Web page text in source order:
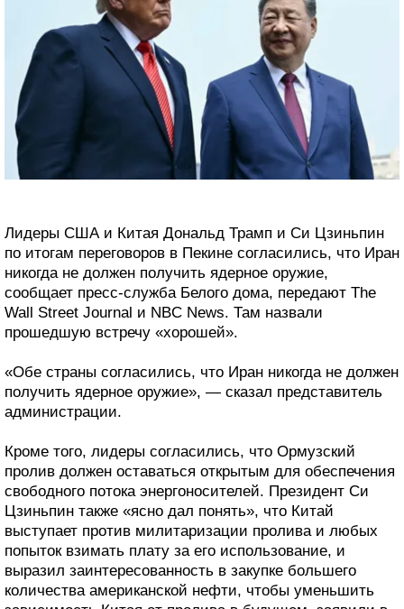
Лидеры США и Китая Дональд Трамп и Си Цзиньпин
по итогам переговоров в Пекине согласились, что Иран
никогда не должен получить ядерное оружие,
сообщает пресс-служба Белого дома, передают The
Wall Street Journal и NBC News. Там назвали
прошедшую встречу «хорошей».
«Обе страны согласились, что Иран никогда не должен
получить ядерное оружие», — сказал представитель
администрации.
Кроме того, лидеры согласились, что Ормузский
пролив должен оставаться открытым для обеспечения
свободного потока энергоносителей. Президент Си
Цзиньпин также «ясно дал понять», что Китай
выступает против милитаризации пролива и любых
попыток взимать плату за его использование, и
выразил заинтересованность в закупке большего
количества американской нефти, чтобы уменьшить